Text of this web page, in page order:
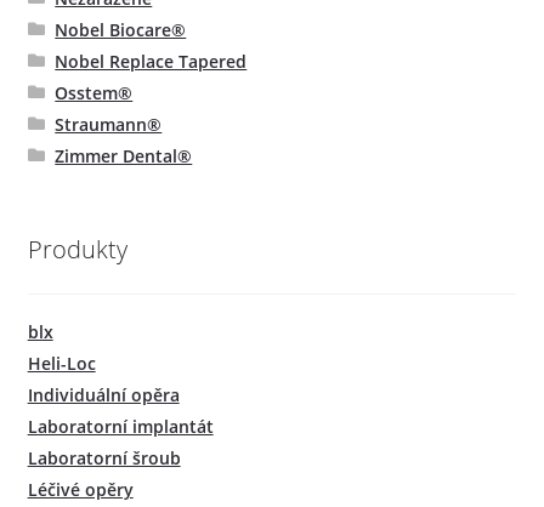
Nobel Biocare®
Nobel Replace Tapered
Osstem®
Straumann®
Zimmer Dental®
Produkty
blx
Heli-Loc
Individuální opěra
Laboratorní implantát
Laboratorní šroub
Léčivé opěry